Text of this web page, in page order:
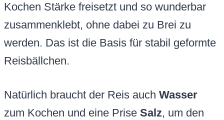
Kochen Stärke freisetzt und so wunderbar
zusammenklebt, ohne dabei zu Brei zu
werden. Das ist die Basis für stabil geformte
Reisbällchen.
Natürlich braucht der Reis auch Wasser
zum Kochen und eine Prise Salz, um den